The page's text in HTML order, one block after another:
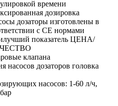
времени
дозировка
дозаторы изготовлены в
с CE нормами
показатель ЦЕНА/
клапана
насосов дозаторов головка
насосов: 1-60 л/ч,